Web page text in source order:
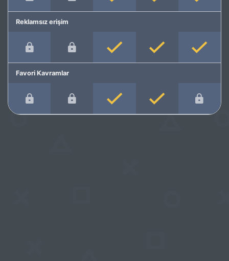
Reklamsız erişim
Favori Kavramlar